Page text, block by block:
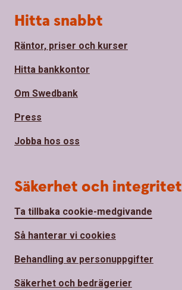
Hitta snabbt
Räntor, priser och kurser
Hitta bankkontor
Om Swedbank
Press
Jobba hos oss
Säkerhet och integritet
Ta tillbaka cookie-medgivande
Så hanterar vi cookies
Behandling av personuppgifter
Säkerhet och bedrägerier